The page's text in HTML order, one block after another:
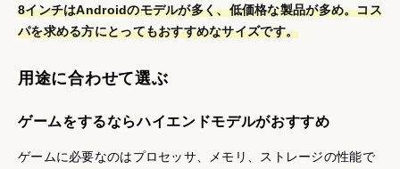
8インチはAndroidのモデルが多く、低価格な製品が多め。コス
パを求める方にとってもおすすめなサイズです。
用途に合わせて選ぶ
ゲームをするならハイエンドモデルがおすすめ
ゲームに必要なのはプロセッサ、メモリ、ストレージの性能で